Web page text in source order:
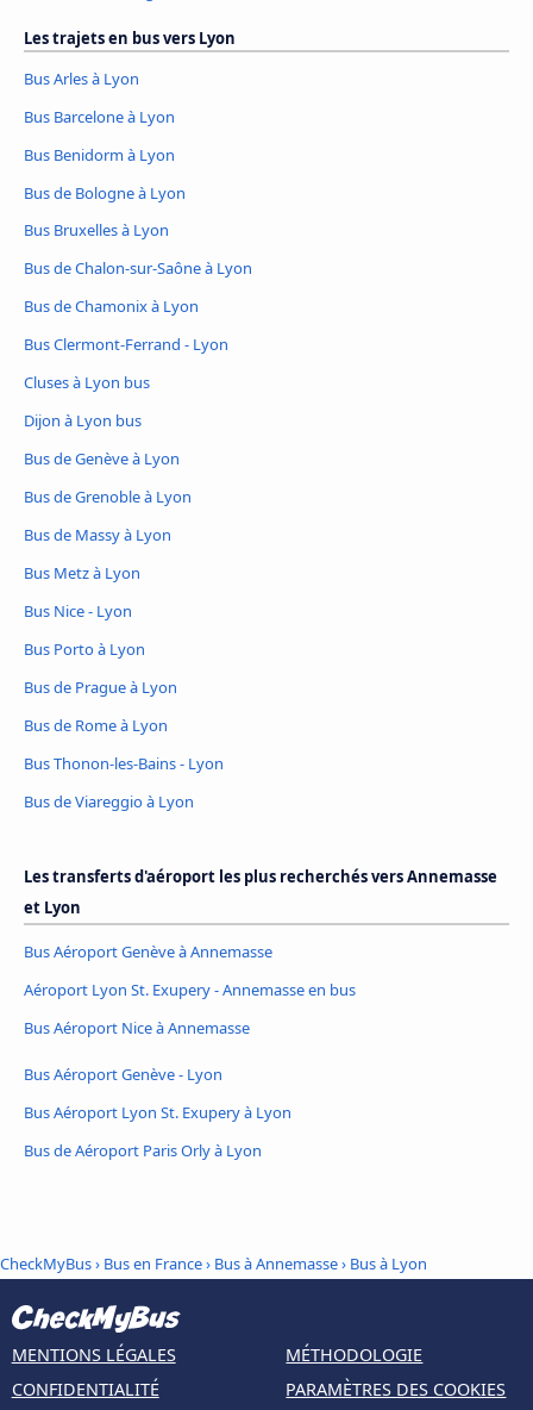
Les trajets en bus vers Lyon
Bus Arles à Lyon
Bus Barcelone à Lyon
Bus Benidorm à Lyon
Bus de Bologne à Lyon
Bus Bruxelles à Lyon
Bus de Chalon-sur-Saône à Lyon
Bus de Chamonix à Lyon
Bus Clermont-Ferrand - Lyon
Cluses à Lyon bus
Dijon à Lyon bus
Bus de Genève à Lyon
Bus de Grenoble à Lyon
Bus de Massy à Lyon
Bus Metz à Lyon
Bus Nice - Lyon
Bus Porto à Lyon
Bus de Prague à Lyon
Bus de Rome à Lyon
Bus Thonon-les-Bains - Lyon
Bus de Viareggio à Lyon
Les transferts d'aéroport les plus recherchés vers Annemasse
et Lyon
Bus Aéroport Genève à Annemasse
Aéroport Lyon St. Exupery - Annemasse en bus
Bus Aéroport Nice à Annemasse
Bus Aéroport Genève - Lyon
Bus Aéroport Lyon St. Exupery à Lyon
Bus de Aéroport Paris Orly à Lyon
CheckMyBus› Bus en France› Bus à Annemasse› Bus à Lyon
MENTIONS LÉGALES
CONFIDENTIALITÉ
MÉTHODOLOGIE
PARAMÈTRES DES COOKIES